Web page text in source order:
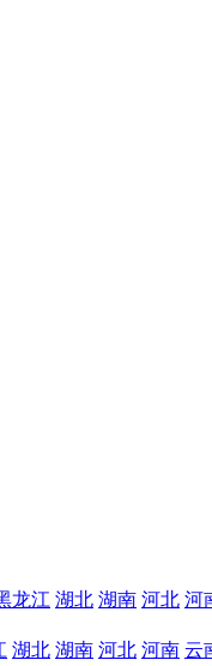
龙江 湖北 湖南 河北 河
湖北 湖南 河北 河南 云